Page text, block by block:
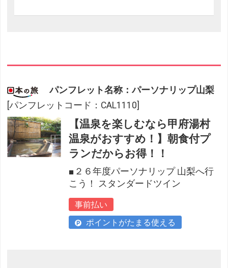
パンフレット名称：パーソナリップ山梨
[パンフレットコード：CAL1110]
【温泉を楽しむなら甲府湯村
温泉がおすすめ！】朝食付プ
ランだからお得！！
■２６年度パーソナリップ 山梨へ行
こう！ スタンダードツイン
事前払い
ポイントがたまる使える